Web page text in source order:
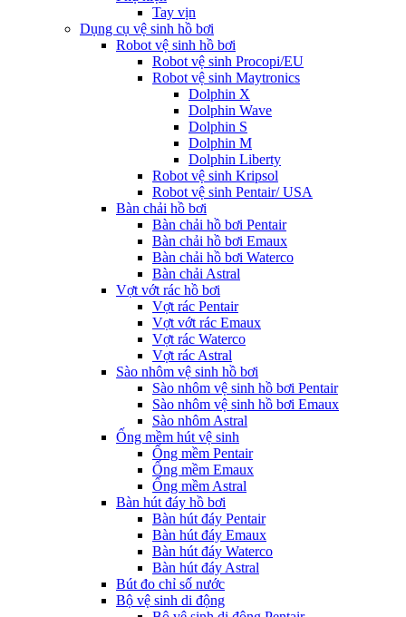
Tay vịn
Dụng cụ vệ sinh hồ bơi
Robot vệ sinh hồ bơi
Robot vệ sinh Procopi/EU
Robot vệ sinh Maytronics
Dolphin X
Dolphin Wave
Dolphin S
Dolphin M
Dolphin Liberty
Robot vệ sinh Kripsol
Robot vệ sinh Pentair/ USA
Bàn chải hồ bơi
Bàn chải hồ bơi Pentair
Bàn chải hồ bơi Emaux
Bàn chải hồ bơi Waterco
Bàn chải Astral
Vợt vớt rác hồ bơi
Vợt rác Pentair
Vợt vớt rác Emaux
Vợt rác Waterco
Vợt rác Astral
Sào nhôm vệ sinh hồ bơi
Sào nhôm vệ sinh hồ bơi Pentair
Sào nhôm vệ sinh hồ bơi Emaux
Sào nhôm Astral
Ống mềm hút vệ sinh
Ống mềm Pentair
Ống mềm Emaux
Ống mềm Astral
Bàn hút đáy hồ bơi
Bàn hút đáy Pentair
Bàn hút đáy Emaux
Bàn hút đáy Waterco
Bàn hút đáy Astral
Bút đo chỉ số nước
Bộ vệ sinh di động